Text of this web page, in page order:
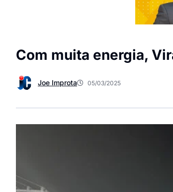
Com muita energia,
Joe Improta 05/03/2025